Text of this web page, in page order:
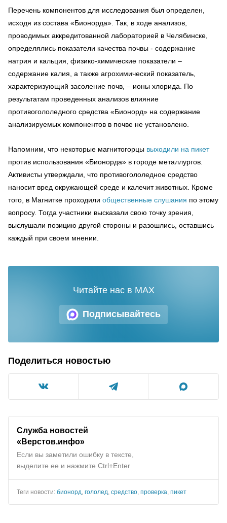
Перечень компонентов для исследования был определен,
исходя из состава «Бионорда». Так, в ходе анализов,
проводимых аккредитованной лабораторией в Челябинске,
определялись показатели качества почвы - содержание
натрия и кальция, физико-химические показатели –
содержание калия, а также агрохимический показатель,
характеризующий засоление почв, – ионы хлорида. По
результатам проведенных анализов влияние
противогололедного средства «Бионорд» на содержание
анализируемых компонентов в почве не установлено.
Напомним, что некоторые магнитогорцы выходили на пикет
против использования «Бионорда» в городе металлургов.
Активисты утверждали, что противогололедное средство
наносит вред окружающей среде и калечит животных. Кроме
того, в Магнитке проходили общественные слушания по этому
вопросу. Тогда участники высказали свою точку зрения,
выслушали позицию другой стороны и разошлись, оставшись
каждый при своем мнении.
Подписывайтесь
Читайте нас в MAX
Поделиться новостью
Служба новостей
«Верстов.инфо»
Если вы заметили ошибку в тексте,
выделите ее и нажмите Ctrl+Enter
Теги новости: бионорд гололед средство проверка пикет